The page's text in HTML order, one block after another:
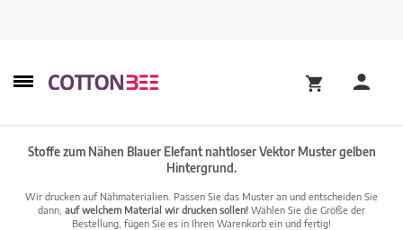
Stoffe zum Nähen Blauer Elefant nahtloser Vektor Muster gelben
Hintergrund.
Wir drucken auf Nähmaterialien. Passen Sie das Muster an und entscheiden Sie
dann, auf welchem Material wir drucken sollen! Wählen Sie die Größe der
Bestellung, fügen Sie es in Ihren Warenkorb ein und fertig!